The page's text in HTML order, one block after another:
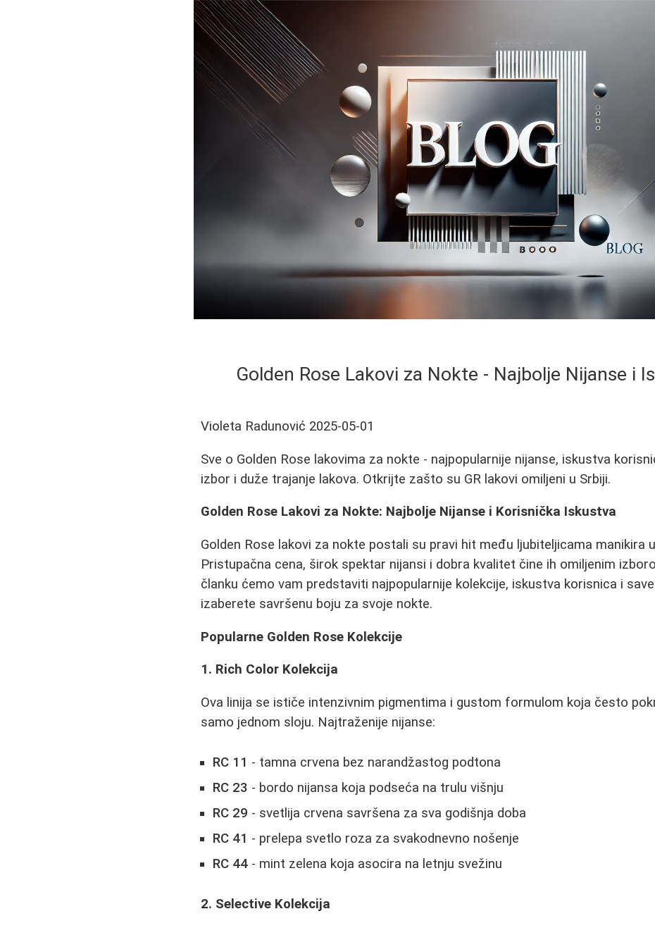
Golden Rose Lakovi za Nokte - Najbolje Nijanse i
Violeta Radunović 2025-05-01
Sve o Golden Rose lakovima za nokte - najpopularnije nijanse, iskustva
izbor i duže trajanje lakova. Otkrijte zašto su GR lakovi omiljeni u Srbiji.
Golden Rose Lakovi za Nokte: Najbolje Nijanse i Korisnička Iskustva
Golden Rose lakovi za nokte postali su pravi hit među ljubiteljicama manikira
Pristupačna cena, širok spektar nijansi i dobra kvalitet čine ih omiljenim
članku ćemo vam predstaviti najpopularnije kolekcije, iskustva korisnica i
izaberete savršenu boju za svoje nokte.
Popularne Golden Rose Kolekcije
1. Rich Color Kolekcija
Ova linija se ističe intenzivnim pigmentima i gustom formulom koja često
samo jednom sloju. Najtraženije nijanse:
RC 11 - tamna crvena bez narandžastog podtona
RC 23 - bordo nijansa koja podseća na trulu višnju
RC 29 - svetlija crvena savršena za sva godišnja doba
RC 41 - prelepa svetlo roza za svakodnevno nošenje
RC 44 - mint zelena koja asocira na letnju svežinu
2. Selective Kolekcija